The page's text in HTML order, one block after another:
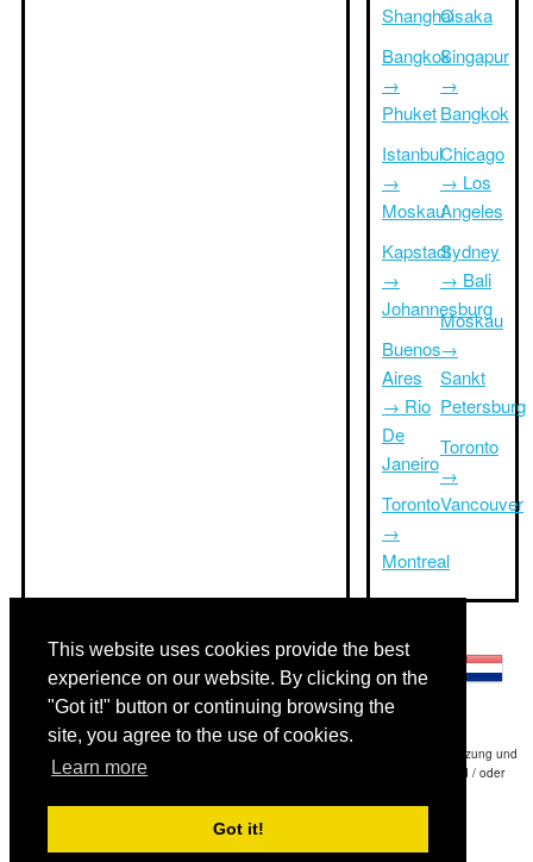
This website uses cookies provide the best
experience on our website. By clicking on the
"Got it!" button or continuing browsing the
site, you agree to the use of cookies.
Learn more
Got it!
Shanghai
Bangkok
→
Phuket
Istanbul
→
Moskau
Kapstadt
→
Johannesburg
Buenos
Aires
→ Rio
De
Janeiro
Toronto
→
Montreal
Osaka
Singapur
→
Bangkok
Chicago
→ Los
Angeles
Sydney
→ Bali
Moskau
→
Sankt
Petersburg
Toronto
→
Vancouver
Haftungsausschluss: Die Informationen auf dieser Website ist unsere beste Schätzung und
für nur Ihre Referenz.Triptimeto.com haftet nicht für jede Reise Verzögerung und / oder